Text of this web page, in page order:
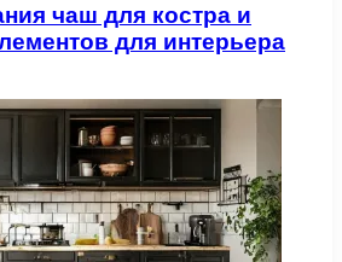
чаш для костра и
для интерьера